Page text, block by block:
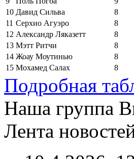
10 Давид Сильва
8
11 Серхио Агуэро
8
12 Александр Ляказетт
8
13 Мэтт Ритчи
8
14 Жоау Моутинью
8
15 Мохамед Салах 8
Подробная
Наша группа
Лента